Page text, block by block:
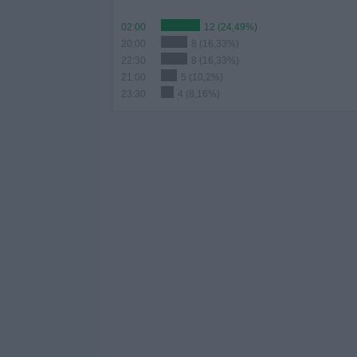
02:00
12 (24,49%)
20:00
8 (16,33%)
22:30
8 (16,33%)
21:00
5 (10,2%)
23:30
4 (8,16%)